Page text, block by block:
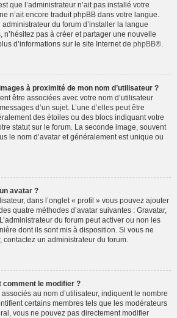
que l’administrateur n’ait pas installé votre
n’ait encore traduit phpBB dans votre langue.
du forum d’installer la langue
n’hésitez pas à créer et partager une nouvelle
d’informations sur le site Internet de phpBB®.
à proximité de mon nom d’utilisateur ?
être associées avec votre nom d’utilisateur
d’un sujet. L’une d’elles peut être
des étoiles ou des blocs indiquant votre
statut sur le forum. La seconde image, souvent
le nom d’avatar et généralement est unique ou
avatar ?
dans l’onglet « profil » vous pouvez ajouter
quatre méthodes d’avatar suivantes : Gravatar,
du forum peut activer ou non les
dont ils sont mis à disposition. Si vous ne
contactez un administrateur du forum.
comment le modifier ?
au nom d’utilisateur, indiquent le nombre
certains membres tels que les modérateurs
vous ne pouvez pas directement modifier